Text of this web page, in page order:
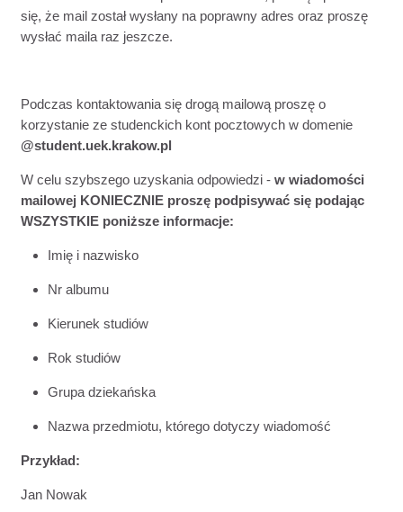
się, że mail został wysłany na poprawny adres oraz proszę
wysłać maila raz jeszcze.
Podczas kontaktowania się drogą mailową proszę o
korzystanie ze studenckich kont pocztowych w domenie
@student.uek.krakow.pl
W celu szybszego uzyskania odpowiedzi - w wiadomości
mailowej KONIECZNIE proszę podpisywać się podając
WSZYSTKIE poniższe informacje:
Imię i nazwisko
Nr albumu
Kierunek studiów
Rok studiów
Grupa dziekańska
Nazwa przedmiotu, którego dotyczy wiadomość
Przykład:
Jan Nowak